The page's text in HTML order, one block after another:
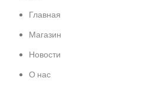
Главная
Магазин
Новости
О нас